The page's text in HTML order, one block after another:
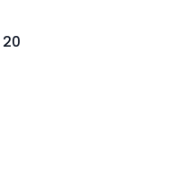
20